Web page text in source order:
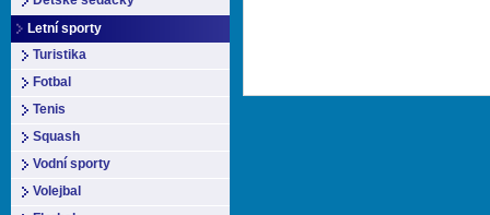
Letní sporty
Turistika
Fotbal
Tenis
Squash
Vodní sporty
Volejbal